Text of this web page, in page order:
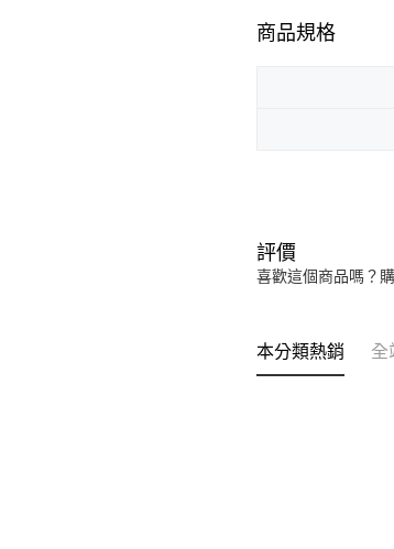
商品規格
評價
喜歡這個商品嗎？
本分類熱銷 全